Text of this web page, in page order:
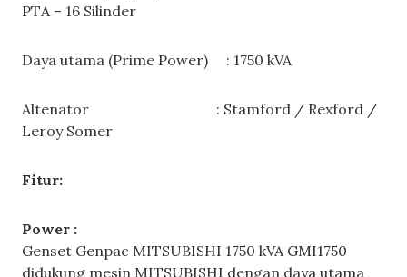
PTA – 16 Silinder
Daya utama (Prime Power) : 1750 kVA
Altenator : Stamford / Rexford /
Leroy Somer
Fitur:
Power :
Genset Genpac MITSUBISHI 1750 kVA GMI1750
didukung mesin MITSUBISHI dengan daya utama